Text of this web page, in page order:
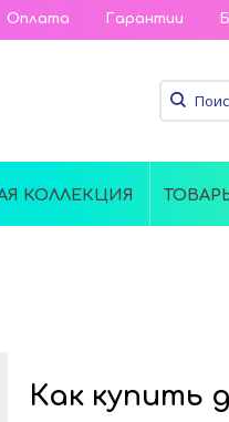
Оплата Гарантии
КОЛЛЕКЦИЯ
Как купить